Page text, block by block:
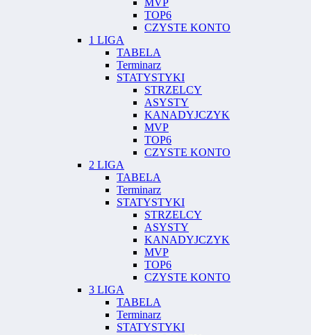
TOP6
CZYSTE KONTO
1 LIGA
TABELA
Terminarz
STATYSTYKI
STRZELCY
ASYSTY
KANADYJCZYK
MVP
TOP6
CZYSTE KONTO
2 LIGA
TABELA
Terminarz
STATYSTYKI
STRZELCY
ASYSTY
KANADYJCZYK
MVP
TOP6
CZYSTE KONTO
3 LIGA
TABELA
Terminarz
STATYSTYKI